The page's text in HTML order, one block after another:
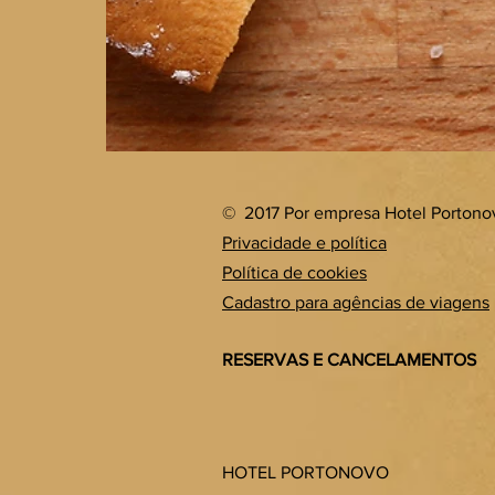
© 2017 Por empresa Hotel
Privacidade e política
Política de cookies
Cadastro para agências de viagens
RESERVAS E CANCELAMENTOS
HOTEL PORTONOVO